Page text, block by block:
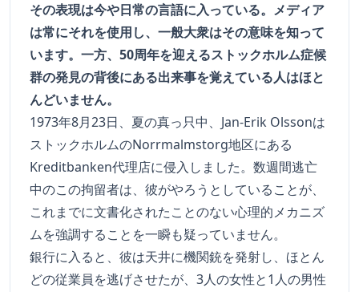
その表現は今や日常の言語に入っている。メディア
は常にそれを使用し、一般大衆はその意味を知って
います。一方、50周年を迎えるストックホルム症候
群の発見の背後にある出来事を覚えている人はほと
んどいません。
1973年8月23日、夏の真っ只中、Jan-Erik Olssonは
ストックホルムのNorrmalmstorg地区にある
Kreditbanken代理店に侵入しました。数週間逃亡
中のこの拘留者は、彼がやろうとしていることが、
これまでに文書化されたことのない心理的メカニズ
ムを強調することを一瞬も疑っていません。
銀行に入ると、彼は天井に機関銃を発射し、ほとん
どの従業員を逃げさせたが、3人の女性と1人の男性